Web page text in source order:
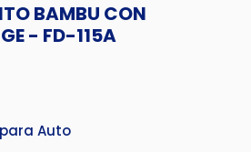
BAMBU CON
- FD-115A
Auto